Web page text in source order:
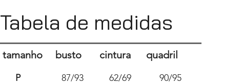
Tabela de medidas
tamanho busto cintura quadril
P
87/93 62/69 90/95